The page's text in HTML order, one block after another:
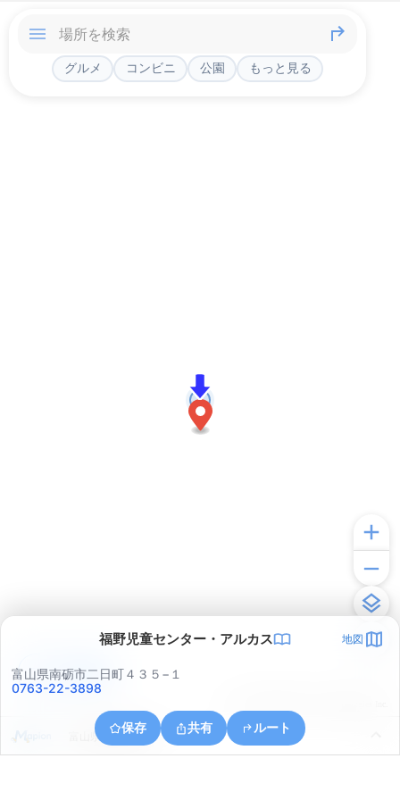
グルメ コンビニ 公園 もっと見る
福野児童センター・アルカス 地図
富山県南砺市二日町４３５−１
0763-22-3898
保存 共有 ルート
富山県南砺市野尻
アプリで見る